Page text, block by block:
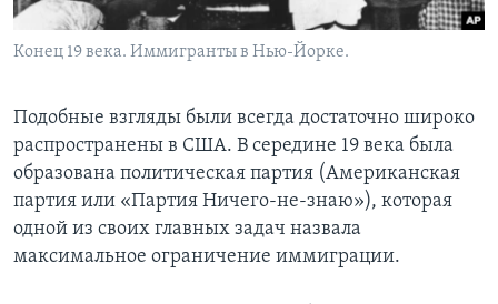
Конец 19 века. Иммигранты в Нью-Йорке.
Подобные взгляды были всегда достаточно широко
распространены в США. В середине 19 века была
образована политическая партия (Американская
партия или «Партия Ничего-не-знаю»), которая
одной из своих главных задач назвала
максимальное ограничение иммиграции.